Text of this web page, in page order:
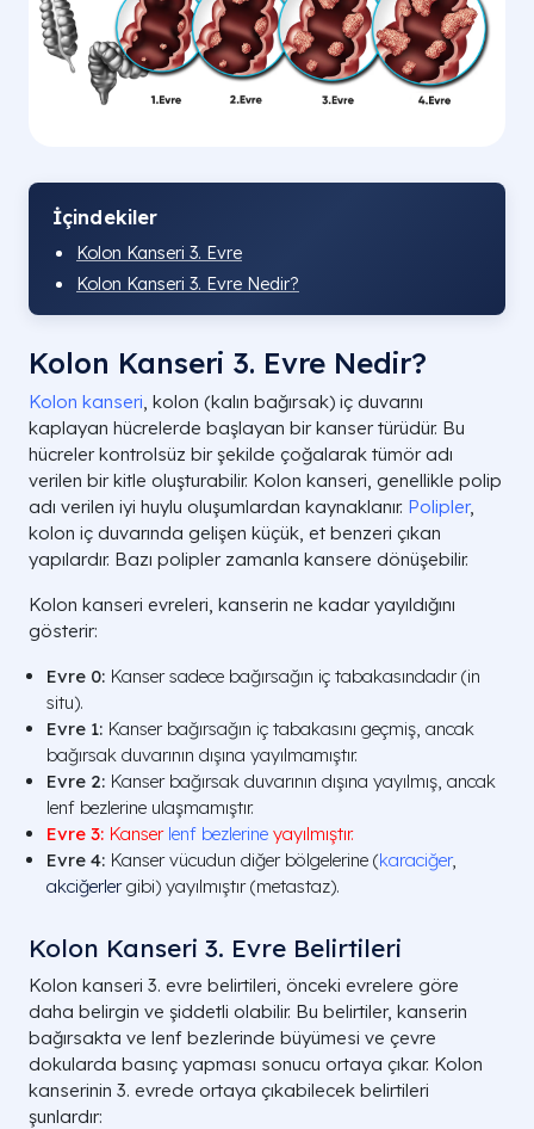
İçindekiler
Kolon Kanseri 3. Evre
Kolon Kanseri 3. Evre Nedir?
Kolon Kanseri 3. Evre Nedir?
Kolon kanseri, kolon (kalın bağırsak) iç duvarını
kaplayan hücrelerde başlayan bir kanser türüdür. Bu
hücreler kontrolsüz bir şekilde çoğalarak tümör adı
verilen bir kitle oluşturabilir. Kolon kanseri, genellikle polip
adı verilen iyi huylu oluşumlardan kaynaklanır. Polipler,
kolon iç duvarında gelişen küçük, et benzeri çıkan
yapılardır. Bazı polipler zamanla kansere dönüşebilir.
Kolon kanseri evreleri, kanserin ne kadar yayıldığını
gösterir:
Evre 0: Kanser sadece bağırsağın iç tabakasındadır (in
situ).
Evre 1: Kanser bağırsağın iç tabakasını geçmiş, ancak
bağırsak duvarının dışına yayılmamıştır.
Evre 2: Kanser bağırsak duvarının dışına yayılmış, ancak
lenf bezlerine ulaşmamıştır.
Evre 3: Kanser lenf bezlerine yayılmıştır.
Evre 4: Kanser vücudun diğer bölgelerine (karaciğer,
akciğerler gibi) yayılmıştır (metastaz).
Kolon Kanseri 3. Evre Belirtileri
Kolon kanseri 3. evre belirtileri, önceki evrelere göre
daha belirgin ve şiddetli olabilir. Bu belirtiler, kanserin
bağırsakta ve lenf bezlerinde büyümesi ve çevre
dokularda basınç yapması sonucu ortaya çıkar. Kolon
kanserinin 3. evrede ortaya çıkabilecek belirtileri
şunlardır: